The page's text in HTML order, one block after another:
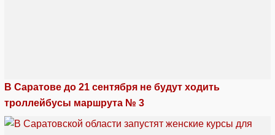
В Саратове до 21 сентября не будут ходить
троллейбусы маршрута № 3